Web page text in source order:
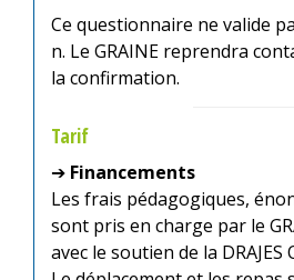
Ce questionnaire ne valide
n. Le GRAINE reprendra
la confirmation.
Tarif
➔ Financements
Les frais pédagogiques,
sont pris en charge par le
avec le soutien de la DRAJES